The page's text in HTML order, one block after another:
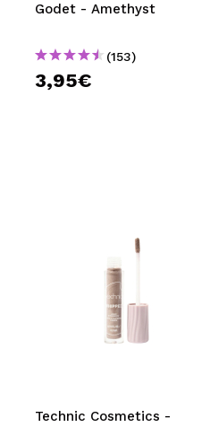
Godet - Amethyst
(153)
3,95€
Technic Cosmetics -